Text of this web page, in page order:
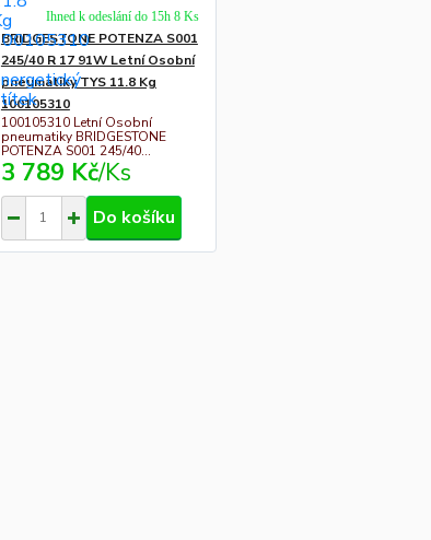
BRIDGESTONE POTENZA S001
245/40 R 17 91W Letní Osobní
pneumatiky TYS 11.8 Kg
100105310
100105310 Letní Osobní
pneumatiky BRIDGESTONE
POTENZA S001 245/40...
3 789 Kč/Ks
Ihned k odeslání do 15h 8 Ks
Do košíku